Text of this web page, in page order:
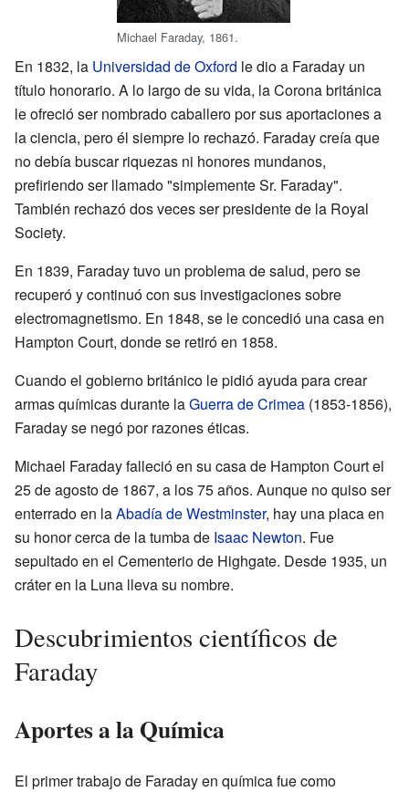
Michael Faraday, 1861.
En 1832, la Universidad de Oxford le dio a Faraday un
título honorario. A lo largo de su vida, la Corona británica
le ofreció ser nombrado caballero por sus aportaciones a
la ciencia, pero él siempre lo rechazó. Faraday creía que
no debía buscar riquezas ni honores mundanos,
prefiriendo ser llamado "simplemente Sr. Faraday".
También rechazó dos veces ser presidente de la Royal
Society.
En 1839, Faraday tuvo un problema de salud, pero se
recuperó y continuó con sus investigaciones sobre
electromagnetismo. En 1848, se le concedió una casa en
Hampton Court, donde se retiró en 1858.
Cuando el gobierno británico le pidió ayuda para crear
armas químicas durante laGuerra de Crimea (1853-1856),
Faraday se negó por razones éticas.
Michael Faraday falleció en su casa de Hampton Court el
25 de agosto de 1867, a los 75 años. Aunque no quiso ser
enterrado en laAbadía de Westminster, hay una placa en
su honor cerca de la tumba de Isaac Newton. Fue
sepultado en el Cementerio de Highgate. Desde 1935, un
cráter en la Luna lleva su nombre.
Descubrimientos científicos de
Faraday
Aportes a la Química
El primer trabajo de Faraday en química fue como